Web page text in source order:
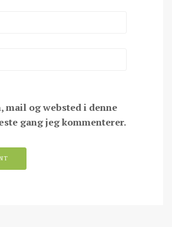
mail og websted i denne
gang jeg kommenterer.